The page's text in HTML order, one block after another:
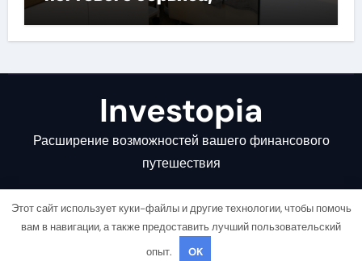
наращивания ресниц и
депиляции
Investopia
Расширение возможностей вашего финансового
путешествия
Copyright © All rights reserved |
Этот сайт использует куки-файлы и другие технологии, чтобы помочь
вам в навигации, а также предоставить лучший пользовательский
опыт.
OK